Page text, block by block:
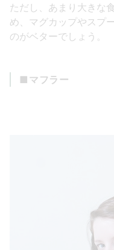
ただし、あまり大きな
め、マグカップやスプ
のがベターでしょう。
■マフラー